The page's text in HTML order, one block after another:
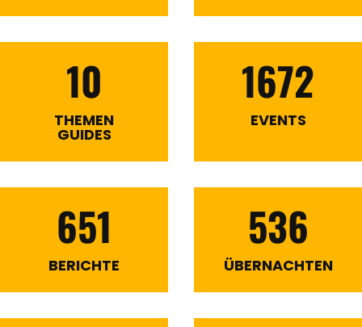
10
THEMEN
GUIDES
1672
EVENTS
651
BERICHTE
536
ÜBERNACHTEN